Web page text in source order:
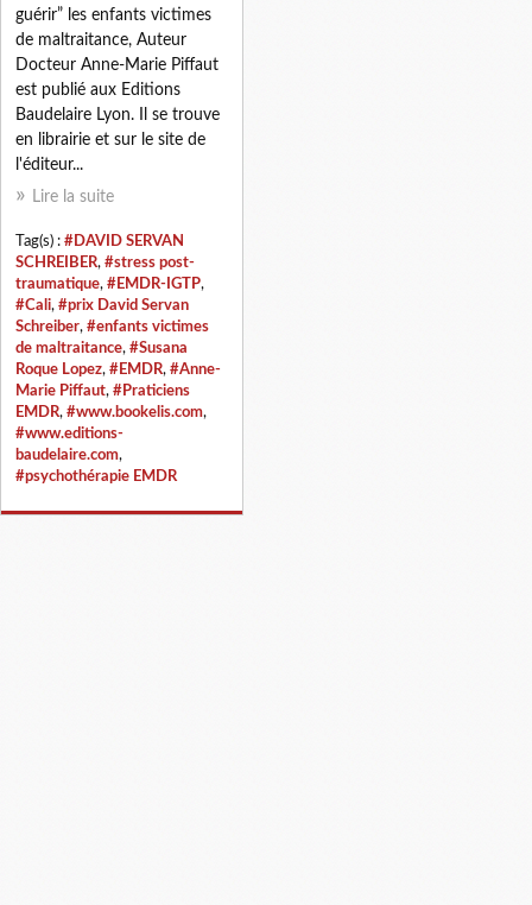
guérir” les enfants victimes
de maltraitance, Auteur
Docteur Anne-Marie Piffaut
est publié aux Editions
Baudelaire Lyon. Il se trouve
en librairie et sur le site de
l'éditeur...
Lire la suite
Tag(s) : #DAVID SERVAN
SCHREIBER, #stress post-
traumatique, #EMDR-IGTP,
#Cali, #prix David Servan
Schreiber, #enfants victimes
de maltraitance, #Susana
Roque Lopez, #EMDR, #Anne-
Marie Piffaut, #Praticiens
EMDR, #www.bookelis.com,
#www.editions-
baudelaire.com,
#psychothérapie EMDR